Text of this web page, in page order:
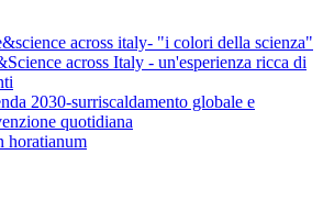
across italy- "i colori della scienza"
across Italy - un'esperienza ricca di
2030-surriscaldamento globale e
quotidiana
horatianum